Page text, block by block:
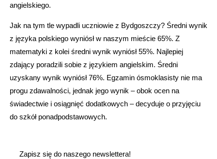
angielskiego.
Jak na tym tle wypadli uczniowie z Bydgoszczy? Średni wynik
z języka polskiego wyniósł w naszym mieście 65%. Z
matematyki z kolei średni wynik wyniósł 55%. Najlepiej
zdający poradzili sobie z językiem angielskim. Średni
uzyskany wynik wyniósł 76%. Egzamin ósmoklasisty nie ma
progu zdawalności, jednak jego wynik – obok ocen na
świadectwie i osiągnięć dodatkowych – decyduje o przyjęciu
do szkół ponadpodstawowych.
Zapisz się do naszego newslettera!